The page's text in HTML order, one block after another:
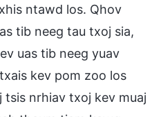
ntawd los. Qhov
tib neeg tau txoj sia,
uas tib neeg yuav
kev pom zoo los
tsis nrhiav txoj kev muaj